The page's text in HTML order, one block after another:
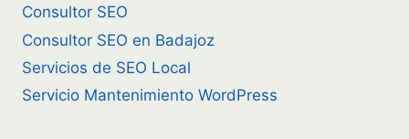
Consultor SEO
Consultor SEO en Badajoz
Servicios de SEO Local
Servicio Mantenimiento WordPress